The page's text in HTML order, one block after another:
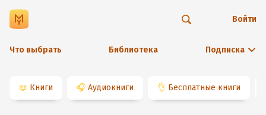
Что выбрать Библиотека Подписка
Войти
📖 Книги 🎧 Аудиокниги 👌 Бесплатные книги